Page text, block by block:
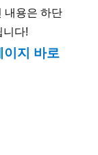
내용은 하단
니다!
지 바로